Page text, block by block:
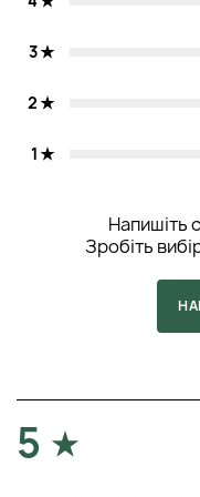
використання
рухи при
Тест на
рекомендується
подразнення,
обличчі. Це
Enzyme Exfoliant
крем протягом
підвищити
3
2
1
Напишіть
Зробіть
5